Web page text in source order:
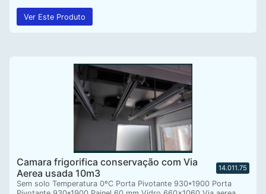
Ver Este Produto
Camara frigorifica conservação com Via
Aerea usada 10m3
14.011.75
Sem solo Temperatura 0ºC Porta Pivotante 930*1900 Porta